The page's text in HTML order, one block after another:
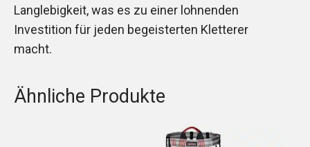
Langlebigkeit, was es zu einer lohnenden
Investition für jeden begeisterten Kletterer
macht.
Ähnliche Produkte